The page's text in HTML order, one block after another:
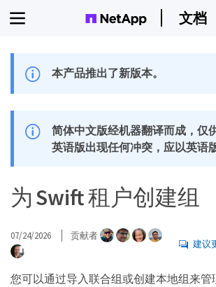
文档
本产品推出了新版本。
简体中文版经机器翻译而成，仅
英语版出现任何冲突，应以英语
为 Swift 租户创建组
07/24/2026 贡献者
建议
您可以通过导入联合组或创建本地组来管